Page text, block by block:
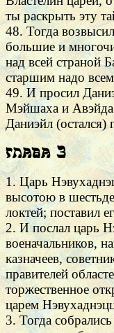
ты раскрыть эту
48. Тогда
большие и
над всей страной
старшим надо
49. И просил
Мэйшаха и Авэйда
Даниэйл (остался)
Глава 3
1. Царь
высотою в
локтей; поставил
2. И послал царь
военачальников,
казначеев,
правителей
торжественное
царем
3. Тогда